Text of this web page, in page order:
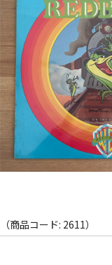
（商品コード: 2611）